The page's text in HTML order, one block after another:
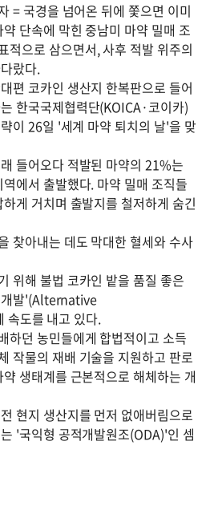
= 국경을 넘어온 뒤에 쫓으면 이미
단속에 막힌 중남미 마약 밀매 조
적으로 삼으면서, 사후 적발 위주의
랐다.
편 코카인 생산지 한복판으로 들어
한국국제협력단(KOICA·코이카)
이 26일 '세계 마약 퇴치의 날'을 맞
들어오다 적발된 마약의 21%는
에서 출발했다. 마약 밀매 조직들
게 거치며 출발지를 철저하게 숨긴
찾아내는 데도 막대한 혈세와 수사
위해 불법 코카인 밭을 품질 좋은
개발'(Alternative
도를 내고 있다.
하던 농민들에게 합법적이고 소득
작물의 재배 기술을 지원하고 판로
생태계를 근본적으로 해체하는 개
현지 생산지를 먼저 없애버림으로
'국익형 공적개발원조(ODA)'인 셈